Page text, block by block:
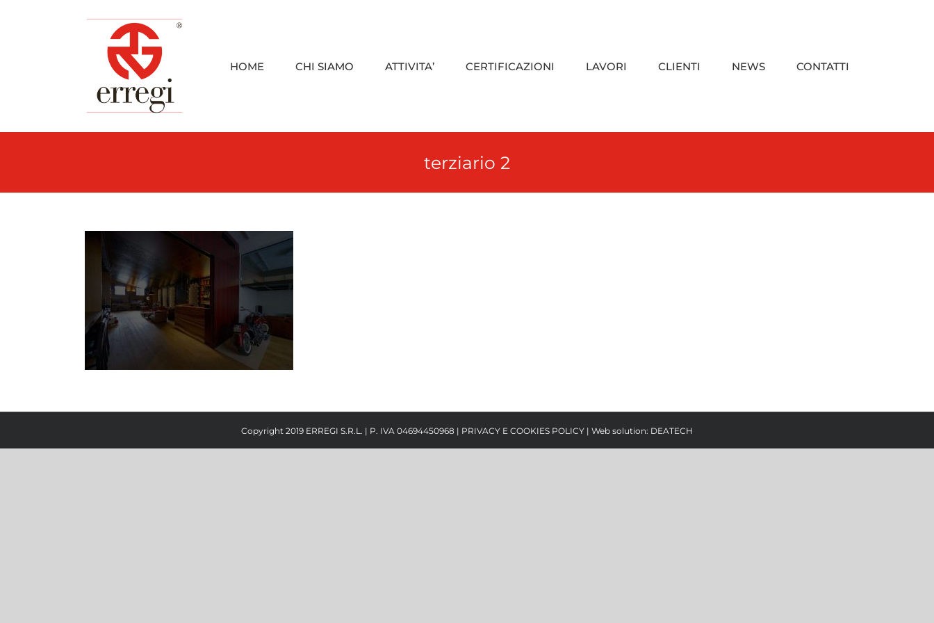
HOME
CHI SIAMO ATTIVITA’ CERTIFICAZIONI LAVORI CLIENTI NEWS CONTATTI
terziario 2
Copyright 2019 ERREGI S.R.L. | P. IVA 04694450968 | PRIVACY E COOKIES POLICY | Web solution: DEATECH